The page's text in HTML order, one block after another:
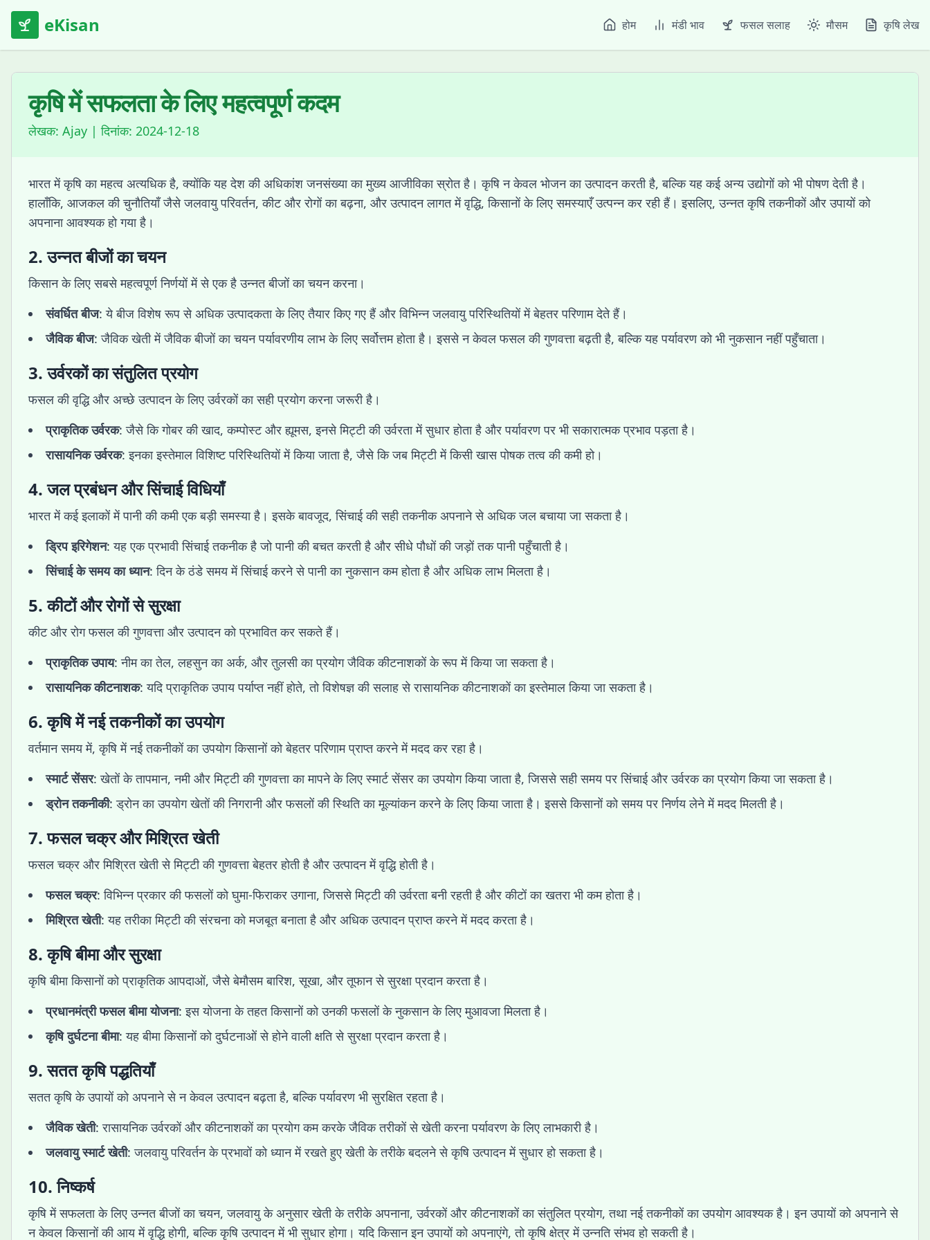
eKisan होम मंडी भाव फसल सलाह मौसम कृषि लेख
कृषि में सफलता के लिए महत्वपूर्ण कदम
लेखक: Ajay | दिनांक: 2024-12-18
भारत में कृषि का महत्व अत्यधिक है, क्योंकि यह देश की अधिकांश जनसंख्या का मुख्य आजीविका स्रोत है। कृषि न केवल भोजन का उत्पादन करती है, बल्कि यह कई अन्य उद्योगों को भी पोषण देती है।
हालाँकि, आजकल की चुनौतियाँ जैसे जलवायु परिवर्तन, कीट और रोगों का बढ़ना, और उत्पादन लागत में वृद्धि, किसानों के लिए समस्याएँ उत्पन्न कर रही हैं। इसलिए, उन्नत कृषि तकनीकों और उपायों को
अपनाना आवश्यक हो गया है।
2. उन्नत बीजों का चयन
किसान के लिए सबसे महत्वपूर्ण निर्णयों में से एक है उन्नत बीजों का चयन करना।
संवर्धित बीज: ये बीज विशेष रूप से अधिक उत्पादकता के लिए तैयार किए गए हैं और विभिन्न जलवायु परिस्थितियों में बेहतर परिणाम देते हैं।
जैविक बीज: जैविक खेती में जैविक बीजों का चयन पर्यावरणीय लाभ के लिए सर्वोत्तम होता है। इससे न केवल फसल की गुणवत्ता बढ़ती है, बल्कि यह पर्यावरण को भी नुकसान नहीं पहुँचाता।
3. उर्वरकों का संतुलित प्रयोग
फसल की वृद्धि और अच्छे उत्पादन के लिए उर्वरकों का सही प्रयोग करना जरूरी है।
प्राकृतिक उर्वरक: जैसे कि गोबर की खाद, कम्पोस्ट और ह्यूमस, इनसे मिट्टी की उर्वरता में सुधार होता है और पर्यावरण पर भी सकारात्मक प्रभाव पड़ता है।
रासायनिक उर्वरक: इनका इस्तेमाल विशिष्ट परिस्थितियों में किया जाता है, जैसे कि जब मिट्टी में किसी खास पोषक तत्व की कमी हो।
4. जल प्रबंधन और सिंचाई विधियाँ
भारत में कई इलाकों में पानी की कमी एक बड़ी समस्या है। इसके बावजूद, सिंचाई की सही तकनीक अपनाने से अधिक जल बचाया जा सकता है।
ड्रिप इरिगेशन: यह एक प्रभावी सिंचाई तकनीक है जो पानी की बचत करती है और सीधे पौधों की जड़ों तक पानी पहुँचाती है।
सिंचाई के समय का ध्यान: दिन के ठंडे समय में सिंचाई करने से पानी का नुकसान कम होता है और अधिक लाभ मिलता है।
5. कीटों और रोगों से सुरक्षा
कीट और रोग फसल की गुणवत्ता और उत्पादन को प्रभावित कर सकते हैं।
प्राकृतिक उपाय: नीम का तेल, लहसुन का अर्क, और तुलसी का प्रयोग जैविक कीटनाशकों के रूप में किया जा सकता है।
रासायनिक कीटनाशक: यदि प्राकृतिक उपाय पर्याप्त नहीं होते, तो विशेषज्ञ की सलाह से रासायनिक कीटनाशकों का इस्तेमाल किया जा सकता है।
6. कृषि में नई तकनीकों का उपयोग
वर्तमान समय में, कृषि में नई तकनीकों का उपयोग किसानों को बेहतर परिणाम प्राप्त करने में मदद कर रहा है।
स्मार्ट सेंसर: खेतों के तापमान, नमी और मिट्टी की गुणवत्ता का मापने के लिए स्मार्ट सेंसर का उपयोग किया जाता है, जिससे सही समय पर सिंचाई और उर्वरक का प्रयोग किया जा सकता है।
ड्रोन तकनीकी: ड्रोन का उपयोग खेतों की निगरानी और फसलों की स्थिति का मूल्यांकन करने के लिए किया जाता है। इससे किसानों को समय पर निर्णय लेने में मदद मिलती है।
7. फसल चक्र और मिश्रित खेती
फसल चक्र और मिश्रित खेती से मिट्टी की गुणवत्ता बेहतर होती है और उत्पादन में वृद्धि होती है।
फसल चक्र: विभिन्न प्रकार की फसलों को घुमा-फिराकर उगाना, जिससे मिट्टी की उर्वरता बनी रहती है और कीटों का खतरा भी कम होता है।
मिश्रित खेती: यह तरीका मिट्टी की संरचना को मजबूत बनाता है और अधिक उत्पादन प्राप्त करने में मदद करता है।
8. कृषि बीमा और सुरक्षा
कृषि बीमा किसानों को प्राकृतिक आपदाओं, जैसे बेमौसम बारिश, सूखा, और तूफान से सुरक्षा प्रदान करता है।
प्रधानमंत्री फसल बीमा योजना: इस योजना के तहत किसानों को उनकी फसलों के नुकसान के लिए मुआवजा मिलता है।
कृषि दुर्घटना बीमा: यह बीमा किसानों को दुर्घटनाओं से होने वाली क्षति से सुरक्षा प्रदान करता है।
9. सतत कृषि पद्धतियाँ
सतत कृषि के उपायों को अपनाने से न केवल उत्पादन बढ़ता है, बल्कि पर्यावरण भी सुरक्षित रहता है।
जैविक खेती: रासायनिक उर्वरकों और कीटनाशकों का प्रयोग कम करके जैविक तरीकों से खेती करना पर्यावरण के लिए लाभकारी है।
जलवायु स्मार्ट खेती: जलवायु परिवर्तन के प्रभावों को ध्यान में रखते हुए खेती के तरीके बदलने से कृषि उत्पादन में सुधार हो सकता है।
10. निष्कर्ष
कृषि में सफलता के लिए उन्नत बीजों का चयन, जलवायु के अनुसार खेती के तरीके अपनाना, उर्वरकों और कीटनाशकों का संतुलित प्रयोग, तथा नई तकनीकों का उपयोग आवश्यक है। इन उपायों को अपनाने से
न केवल किसानों की आय में वृद्धि होगी, बल्कि कृषि उत्पादन में भी सुधार होगा। यदि किसान इन उपायों को अपनाएंगे, तो कृषि क्षेत्र में उन्नति संभव हो सकती है।